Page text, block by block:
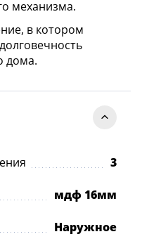
механизма.
в котором
дома.
3
мдф 16мм
Наружное